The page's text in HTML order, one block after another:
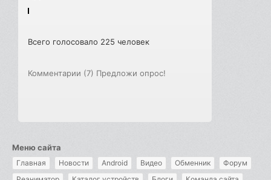
Всего голосовало 225 человек
Комментарии (7) Предложи опрос!
Меню сайта
Главная Новости Android Видео Обменник
Форум